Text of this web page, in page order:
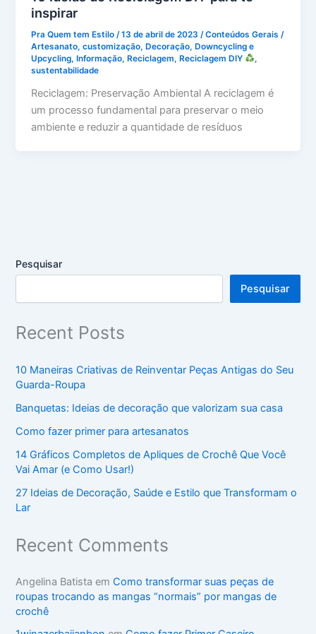
inspirar
Pra Quem tem Estilo /13 de abril de 2023 /Conteúdos Gerais /
Artesanato,customização,Decoração,Downcycling e
Upcycling,Informação,Reciclagem,Reciclagem DIY
,
sustentabilidade
Reciclagem: Preservação Ambiental A reciclagem é
um processo fundamental para preservar o meio
ambiente e reduzir a quantidade de resíduos
Pesquisar
Pesquisar
Recent Posts
10 Maneiras Criativas de Reinventar Peças Antigas do Seu
Guarda-Roupa
Banquetas: Ideias de decoração que valorizam sua casa
Como fazer primer para artesanatos
14 Gráficos Completos de Apliques de Crochê Que Você
Vai Amar (e Como Usar!)
27 Ideias de Decoração, Saúde e Estilo que Transformam o
Lar
Recent Comments
Angelina Batista em Como transformar suas peças de
roupas trocando as mangas “normais” por mangas de
crochê